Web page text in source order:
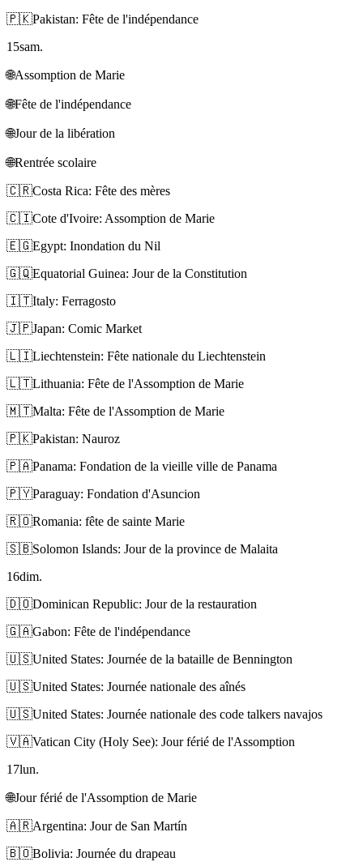
🇵🇰Pakistan: Fête de l'indépendance
15sam.
🌐Assomption de Marie
🌐Fête de l'indépendance
🌐Jour de la libération
🌐Rentrée scolaire
🇨🇷Costa Rica: Fête des mères
🇨🇮Cote d'Ivoire: Assomption de Marie
🇪🇬Egypt: Inondation du Nil
🇬🇶Equatorial Guinea: Jour de la Constitution
🇮🇹Italy: Ferragosto
🇯🇵Japan: Comic Market
🇱🇮Liechtenstein: Fête nationale du Liechtenstein
🇱🇹Lithuania: Fête de l'Assomption de Marie
🇲🇹Malta: Fête de l'Assomption de Marie
🇵🇰Pakistan: Nauroz
🇵🇦Panama: Fondation de la vieille ville de Panama
🇵🇾Paraguay: Fondation d'Asuncion
🇷🇴Romania: fête de sainte Marie
🇸🇧Solomon Islands: Jour de la province de Malaita
16dim.
🇩🇴Dominican Republic: Jour de la restauration
🇬🇦Gabon: Fête de l'indépendance
🇺🇸United States: Journée de la bataille de Bennington
🇺🇸United States: Journée nationale des aînés
🇺🇸United States: Journée nationale des code talkers navajos
🇻🇦Vatican City (Holy See): Jour férié de l'Assomption
17lun.
🌐Jour férié de l'Assomption de Marie
🇦🇷Argentina: Jour de San Martín
🇧🇴Bolivia: Journée du drapeau